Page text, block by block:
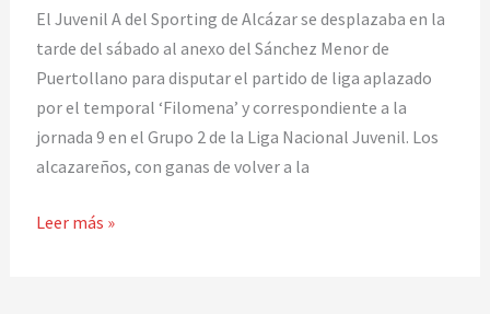
El Juvenil A del Sporting de Alcázar se desplazaba en la
tarde del sábado al anexo del Sánchez Menor de
Puertollano para disputar el partido de liga aplazado
por el temporal ‘Filomena’ y correspondiente a la
jornada 9 en el Grupo 2 de la Liga Nacional Juvenil. Los
alcazareños, con ganas de volver a la
en
los
últimos
minutos
ante
el
Sotelo
Leer más »